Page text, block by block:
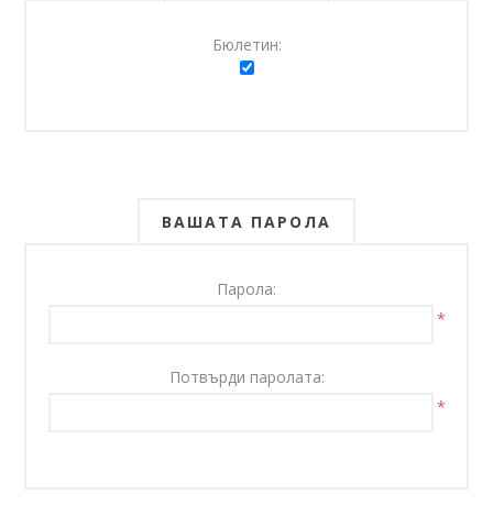
Бюлетин:
ВАШАТА ПАРОЛА
Парола:
*
Потвърди паролата:
*